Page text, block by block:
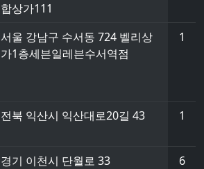
합상가111
서울 강남구 수서동 724 벨리상
가1층세븐일레븐수서역점
1
전북 익산시 익산대로20길 43 1
경기 이천시 단월로 33 6